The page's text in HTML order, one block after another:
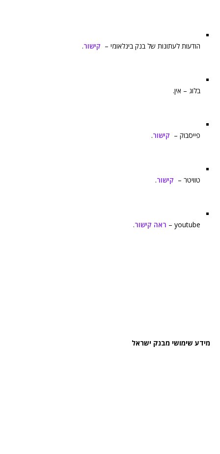
הודעות לעתונות של בנק בינלאומי – קישור.
בלוג – אין.
פייסבוק – קישור.
טוויטר – קישור.
youtube – ראה קישור.
מידע שימושי מבנק ישראל